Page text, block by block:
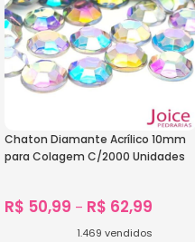
Chaton Diamante Acrílico 10mm
para Colagem C/2000 Unidades
R$ 50,99 – R$ 62,99
1.469 vendidos